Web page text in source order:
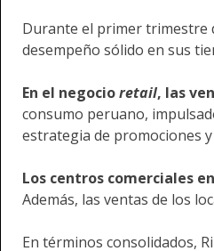
Durante el primer trimestre
desempeño sólido en sus
En el negocioretail, las
consumo peruano,
estrategia de promociones
Los centros comerciales
Además, las ventas de los
En términos consolidados,